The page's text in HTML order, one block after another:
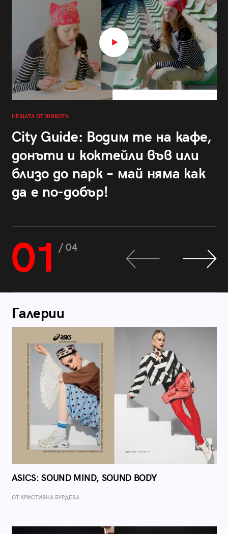
НЕЩАТА ОТ ЖИВОТА
City Guide: Водим те на кафе,
донъти и коктейли във или
близо до парк – май няма как
да е по-добър!
01 / 04
Галерии
ASICS: SOUND MIND, SOUND BODY
ОТ КРИСТИЯНА БУРДЕВА